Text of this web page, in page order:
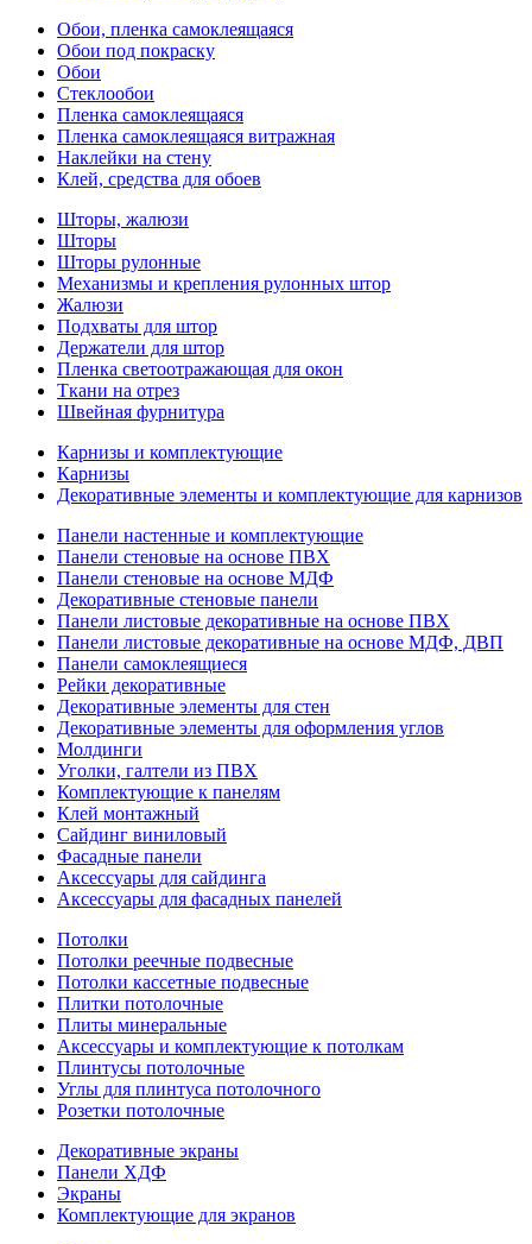
Обои, пленка самоклеящаяся
Обои под покраску
Обои
Стеклообои
Пленка самоклеящаяся
Пленка самоклеящаяся витражная
Наклейки на стену
Клей, средства для обоев
Шторы, жалюзи
Шторы
Шторы рулонные
Механизмы и крепления рулонных штор
Жалюзи
Подхваты для штор
Держатели для штор
Пленка светоотражающая для окон
Ткани на отрез
Швейная фурнитура
Карнизы и комплектующие
Карнизы
Декоративные элементы и комплектующие для карнизов
Панели настенные и комплектующие
Панели стеновые на основе ПВХ
Панели стеновые на основе МДФ
Декоративные стеновые панели
Панели листовые декоративные на основе ПВХ
Панели листовые декоративные на основе МДФ, ДВП
Панели самоклеящиеся
Рейки декоративные
Декоративные элементы для стен
Декоративные элементы для оформления углов
Молдинги
Уголки, галтели из ПВХ
Комплектующие к панелям
Клей монтажный
Сайдинг виниловый
Фасадные панели
Аксессуары для сайдинга
Аксессуары для фасадных панелей
Потолки
Потолки реечные подвесные
Потолки кассетные подвесные
Плитки потолочные
Плиты минеральные
Аксессуары и комплектующие к потолкам
Плинтусы потолочные
Углы для плинтуса потолочного
Розетки потолочные
Декоративные экраны
Панели ХДФ
Экраны
Комплектующие для экранов